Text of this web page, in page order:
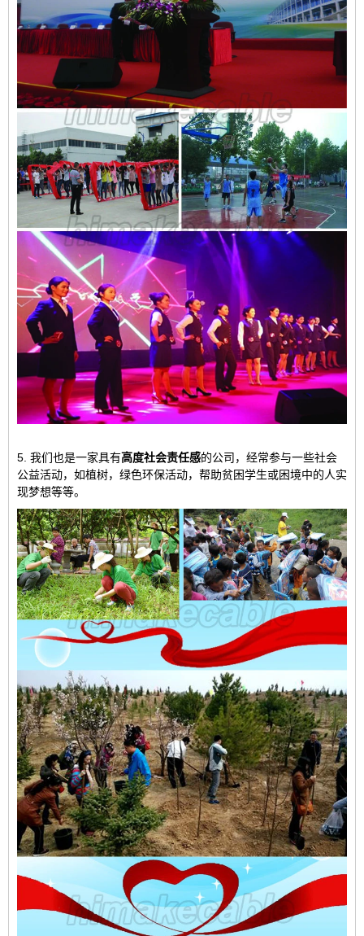
5. 我们也是一家具有高度社会责任感的公司，经常参与一些社会
公益活动，如植树，绿色环保活动，帮助贫困学生或困境中的人实
现梦想等等。